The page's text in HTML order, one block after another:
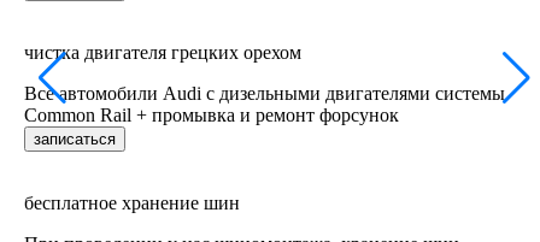
чистка двигателя грецких орехом
Все автомобили Audi c дизельными двигателями системы
Common Rail + промывка и ремонт форсунок
записаться
бесплатное хранение шин